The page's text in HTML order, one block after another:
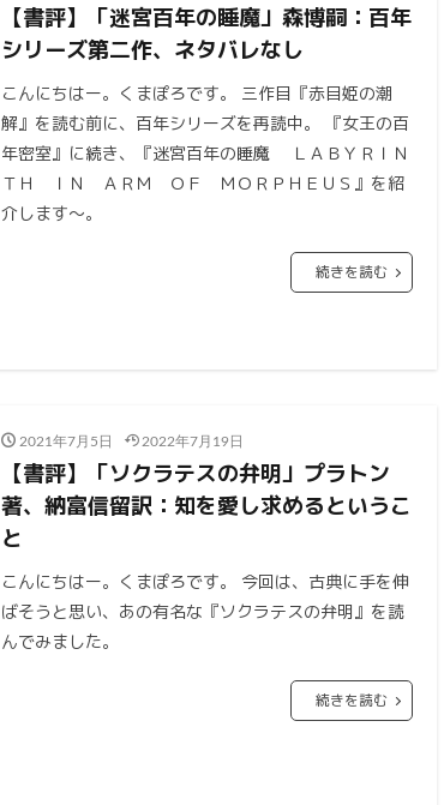
【書評】「迷宮百年の睡魔」森博嗣：百年
シリーズ第二作、ネタバレなし
こんにちはー。くまぽろです。 三作目『赤目姫の潮
解』を読む前に、百年シリーズを再読中。 『女王の百
年密室』に続き、『迷宮百年の睡魔 ＬＡＢＹＲＩＮ
ＴＨ ＩＮ ＡＲＭ ＯＦ ＭＯＲＰＨＥＵＳ』を紹
介します〜。
続きを読む
2021年7月5日 2022年7月19日
【書評】「ソクラテスの弁明」プラトン
著、納富信留訳：知を愛し求めるというこ
と
こんにちはー。くまぽろです。 今回は、古典に手を伸
ばそうと思い、あの有名な『ソクラテスの弁明』を読
んでみました。
続きを読む